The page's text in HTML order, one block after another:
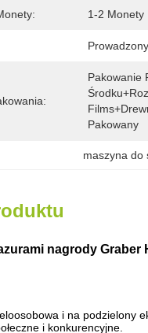
1-2 Monety
Prowadzony
Pakowanie
Pakowany
maszyna do
nagrody
i na podzielony
i konkurencyjne.